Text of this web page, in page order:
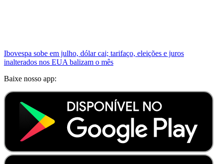
Ibovespa sobe em julho, dólar cai; tarifaço, eleições e juros
inalterados nos EUA balizam o mês
Baixe nosso app: